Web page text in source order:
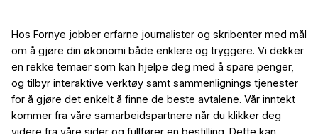
Hos Fornye jobber erfarne journalister og skribenter med mål
om å gjøre din økonomi både enklere og tryggere. Vi dekker
en rekke temaer som kan hjelpe deg med å spare penger,
og tilbyr interaktive verktøy samt sammenlignings tjenester
for å gjøre det enkelt å finne de beste avtalene. Vår inntekt
kommer fra våre samarbeidspartnere når du klikker deg